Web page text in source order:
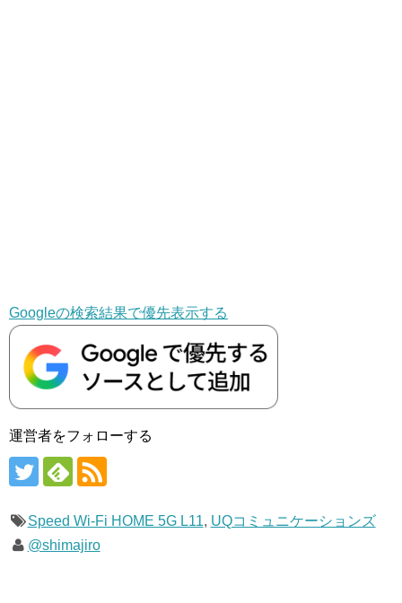
Googleの検索結果で優先表示する
運営者をフォローする
Speed Wi-Fi HOME 5G L11, UQコミュニケーションズ
@shimajiro